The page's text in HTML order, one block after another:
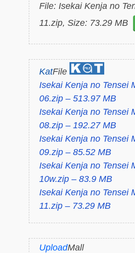
File: Isekai Kenja no
11.zip, Size: 73.29 MB
KatFile
Isekai Kenja no Tensei
06.zip – 513.97 MB
Isekai Kenja no Tensei
08.zip – 192.27 MB
Isekai Kenja no Tensei
09.zip – 85.52 MB
Isekai Kenja no Tensei
10w.zip – 83.9 MB
Isekai Kenja no Tensei
11.zip – 73.29 MB
UploadMall